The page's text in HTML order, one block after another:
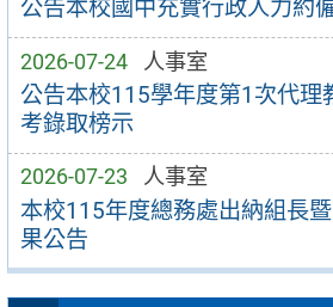
公告本校國中充實行政人力約
2026-07-24 人事室
公告本校115學年度第1次代理
考錄取榜示
2026-07-23 人事室
本校115年度總務處出納組長
果公告